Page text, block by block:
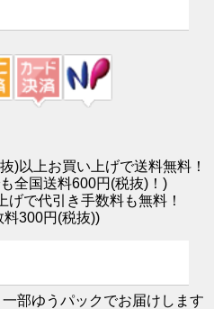
)以上お買い上げで送料無料！
全国送料600円(税抜)！)
で代引き手数料も無料！
300円(税抜))
部ゆうパックでお届けします